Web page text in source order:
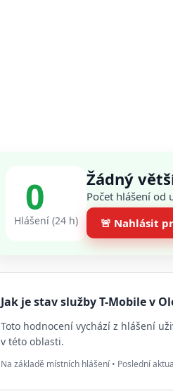
0
Hlášení (24 h)
Žádný
Počet hlášení od
🚨 Nahlásit
Jak je stav služby T-Mobile v
Toto hodnocení vychází z hlášení
v této oblasti.
Na základě místních hlášení • Poslední